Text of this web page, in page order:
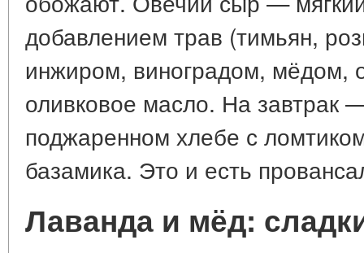
добавлением трав (тимьян,
инжиром, виноградом, мёдом,
оливковое масло. На завтрак
поджаренном хлебе с
базамика. Это и есть
Лаванда и мёд: